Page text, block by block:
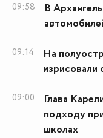
09:58
В
09:14
На
изрисовали
09:00
Глава
подходу
школах